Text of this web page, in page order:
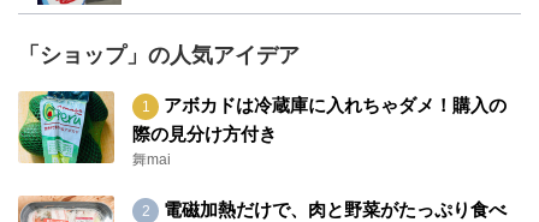
「ショップ」の人気アイデア
アボカドは冷蔵庫に入れちゃダメ！購入の
際の見分け方付き
舞mai
電磁加熱だけで、肉と野菜がたっぷり食べ